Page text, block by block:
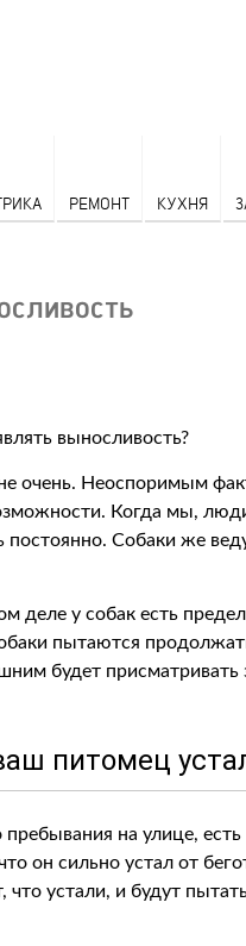
РЕМОНТ КУХНЯ
очень. Неоспоримым
Когда мы,
Собаки же
деле у собак есть
пытаются
будет
питомец
на улице, есть
он сильно устал от
устали, и будут